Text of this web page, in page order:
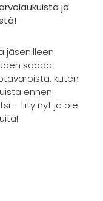
ja
jäsenilleen
saada
kuten
ennen
– liity nyt ja ole